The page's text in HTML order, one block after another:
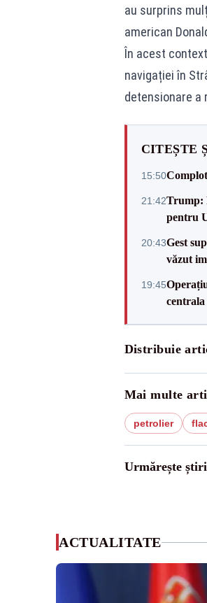
au surprins
american
În acest
navigației în
detensionare a
CITEȘTE
15:50
21:42Trump:
pentru
20:43Gest
văzut
19:45
centrala
Distribuie
Mai multe
petrolier
Urmărește
ACTUALITATE